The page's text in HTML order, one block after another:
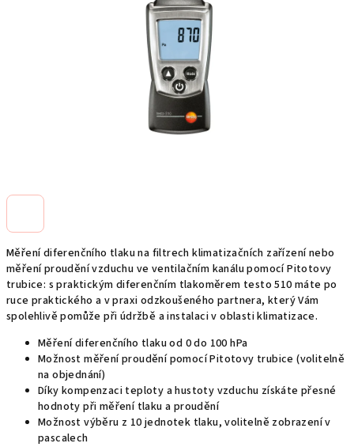
Měření diferenčního tlaku na filtrech klimatizačních zařízení nebo
měření proudění vzduchu ve ventilačním kanálu pomocí Pitotovy
trubice: s praktickým diferenčním tlakoměrem testo 510 máte po
ruce praktického a v praxi odzkoušeného partnera, který Vám
spolehlivě pomůže při údržbě a instalaci v oblasti klimatizace.
Měření diferenčního tlaku od 0 do 100 hPa
Možnost měření proudění pomocí Pitotovy trubice (volitelně
na objednání)
Díky kompenzaci teploty a hustoty vzduchu získáte přesné
hodnoty při měření tlaku a proudění
Možnost výběru z 10 jednotek tlaku, volitelně zobrazení v
pascalech